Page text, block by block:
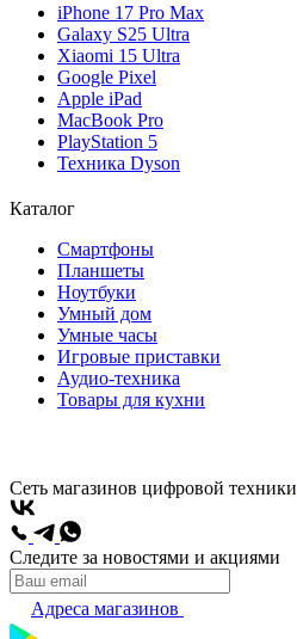
iPhone 17 Pro Max
Galaxy S25 Ultra
Xiaomi 15 Ultra
Google Pixel
Apple iPad
MacBook Pro
PlayStation 5
Техника Dyson
Каталог
Смартфоны
Планшеты
Ноутбуки
Умный дом
Умные часы
Игровые приставки
Аудио-техника
Товары для кухни
Сеть магазинов цифровой техники
Следите за новостями и акциями
Адреса магазинов